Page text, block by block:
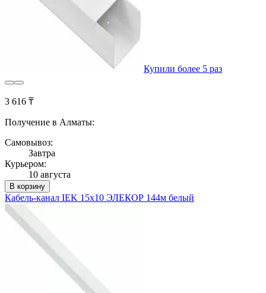
Купили более 5 раз
3 616 ₸
Получение в Алматы:
Самовывоз:
Завтра
Курьером:
10 августа
В корзину
Кабель-канал IEK 15х10 ЭЛЕКОР 144м белый